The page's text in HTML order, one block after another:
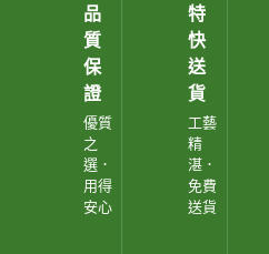
品
質
保
證
優質
之
選．
用得
安心
特
快
送
貨
工藝
精
湛．
免費
送貨